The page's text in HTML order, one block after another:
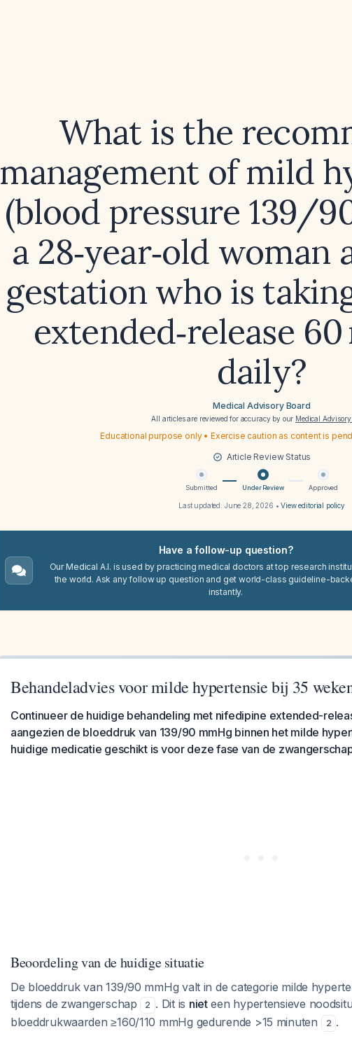
What is the
management of mild
(blood pressure 139/
a 28‑year‑old woman
gestation who is
extended‑release
daily?
Medical Advisory Board
All articles are reviewed for accuracy by our Medical Advisory
Educational purpose only • Exercise caution as content is
Article Review Status
Submitted Under Review Approved
Last updated: June 28, 2026 •View editorial policy
Have a follow-up question?
Our Medical A.I. is used by practicing medical doctors at top research
the world. Ask any follow up question and get world-class guideline-
instantly.
Behandeladvies voor milde hypertensie bij 35
Continueer de huidige behandeling met nifedipine extended-
aangezien de bloeddruk van 139/90 mmHg binnen het milde
huidige medicatie geschikt is voor deze fase van de
Beoordeling van de huidige situatie
De bloeddruk van 139/90 mmHg valt in de categorie milde
tijdens de zwangerschap
2 . Dit is nieteen hypertensieve
bloeddrukwaarden ≥160/110 mmHg gedurende >15 minuten
2 .